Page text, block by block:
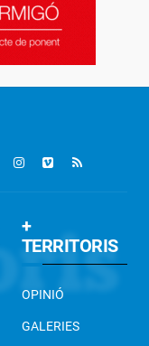
+
TERRITORIS
OPINIÓ
GALERIES